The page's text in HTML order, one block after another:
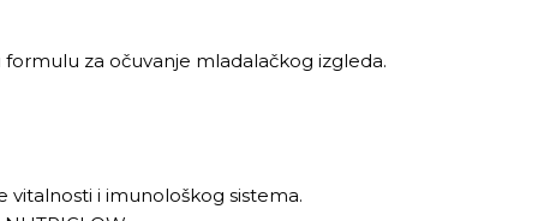
za očuvanje mladalačkog izgleda.
vitalnosti i imunološkog sistema.